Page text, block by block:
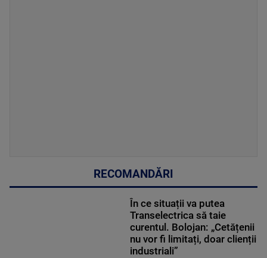
RECOMANDĂRI
În ce situații va putea
Transelectrica să taie
curentul. Bolojan: „Cetățenii
nu vor fi limitați, doar clienții
industriali”